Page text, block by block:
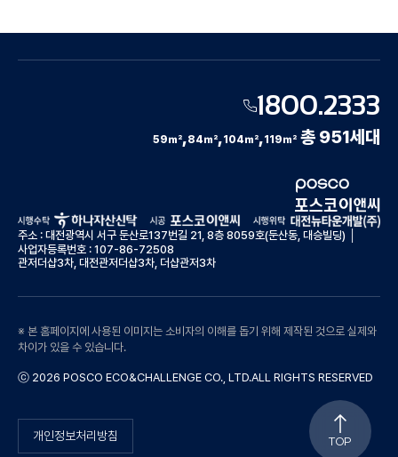
TOP
주소 : 대전광역시 서구 둔산로137번길 21, 8층 8059호(둔산동, 대승빌딩) │
사업자등록번호 : 107-86-72508
관저더샵3차, 대전관저더샵3차, 더샵관저3차
1800.2333
59㎡,84㎡,104㎡,119㎡ 총 951세대
※ 본 홈페이지에 사용된 이미지는 소비자의 이해를 돕기 위해 제작된 것으로 실제와
차이가 있을 수 있습니다.
ⓒ 2026 POSCO ECO&CHALLENGE CO., LTD.ALL RIGHTS RESERVED
개인정보처리방침